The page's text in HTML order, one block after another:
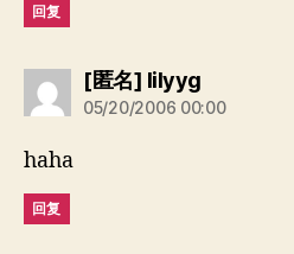
回复
[匿名] lilyyg说：
05/20/2006 00:00
haha
回复